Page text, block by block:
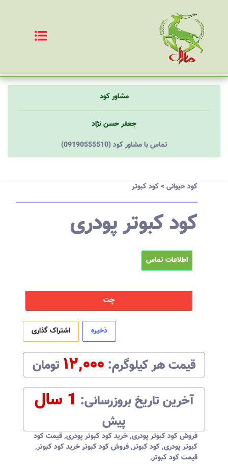
مشاور کود
جعفر حسن نژاد
(09190555510) تماس با مشاور کود
کود حیوانی>کود کبوتر
کود کبوتر پودری
اطلاعات تماس
چت
ذخیره اشتراک گذاری
قیمت هرکیلوگرم:‌ ۱۲,۰۰۰ تومان
آخرین تاریخ بروزرسانی:‌ 1 سال
پیش
فروش کود کبوتر پودری,خرید کود کبوتر پودری,قیمت کود
کبوتر پودری,کود کبوتر,فروش کود کبوتر خرید کود کبوتر,
قیمت کود کبوتر,